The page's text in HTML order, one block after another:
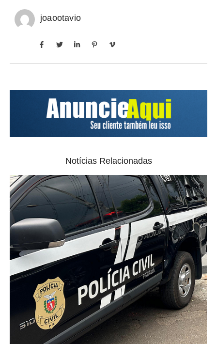
joaootavio
Notícias Relacionadas